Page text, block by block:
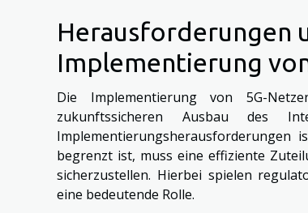
Herausforderungen
Implementierung
Die Implementierung von 5G-
zukunftssicheren Ausbau des
Implementierungsherausforderungen
begrenzt ist, muss eine effiziente
sicherzustellen. Hierbei spielen
eine bedeutende Rolle.